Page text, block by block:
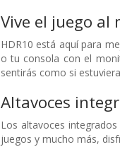
Vive el juego al
HDR10 está aquí para
o tu consola con el
sentirás como si
Altavoces
Los altavoces
juegos y mucho más,